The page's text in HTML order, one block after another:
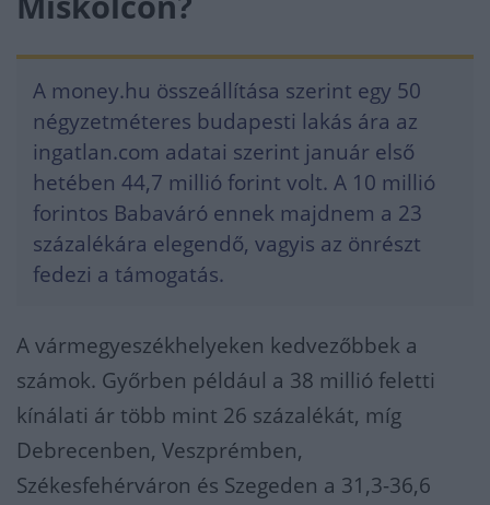
A money.hu összeállítása szerint egy 50
négyzetméteres budapesti lakás ára az
ingatlan.com adatai szerint január első
hetében 44,7 millió forint volt. A 10 millió
forintos Babaváró ennek majdnem a 23
százalékára elegendő, vagyis az önrészt
fedezi a támogatás.
A vármegyeszékhelyeken kedvezőbbek a
számok. Győrben például a 38 millió feletti
kínálati ár több mint 26 százalékát, míg
Debrecenben, Veszprémben,
Székesfehérváron és Szegeden a 31,3-36,6